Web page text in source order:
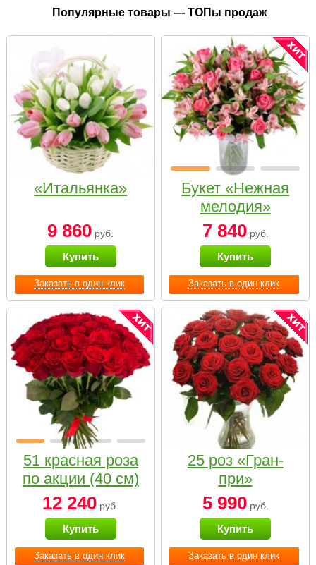
Популярные товары — ТОПы продаж
Заказать в один клик
«Итальянка»
9 860 руб.
Купить
Заказать в один клик
Букет «Нежная
мелодия»
7 840руб.
Купить
Заказать в один клик
51 красная роза
по акции (40 см)
12 240 руб.
Купить
Заказать в один клик
25 роз «Гран-
при»
5 990руб.
Купить